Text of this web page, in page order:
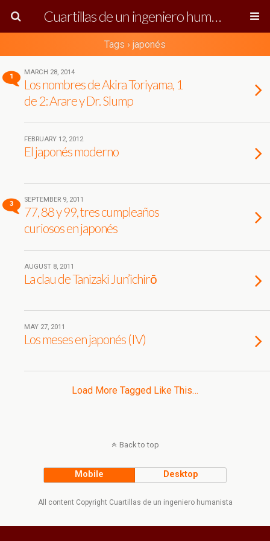
Cuartillas de un ingeniero humanista
Tags › japonés
1
MARCH 28, 2014
Los nombres de Akira Toriyama, 1
de 2: Arare y Dr. Slump
FEBRUARY 12, 2012
El japonés moderno
3
SEPTEMBER 9, 2011
77, 88 y 99, tres cumpleaños
curiosos en japonés
AUGUST 8, 2011
La clau de Tanizaki Jun’ichirō
MAY 27, 2011
Los meses en japonés (IV)
Load More Tagged Like This…
Back to top
Mobile Desktop
All content Copyright Cuartillas de un ingeniero humanista